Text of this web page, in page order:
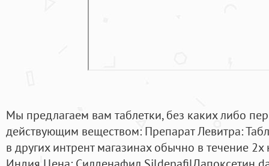
Мы предлагаем вам таблетки, без каких либо
действующим веществом: Препарат Левитра:
в других интрент магазинах обычно в течение